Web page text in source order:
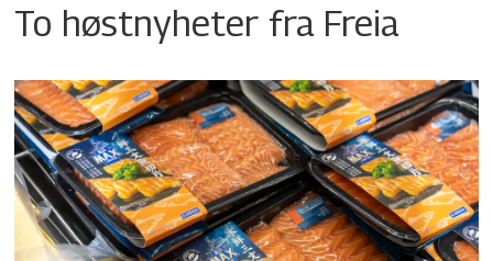
To høstnyheter fra Freia